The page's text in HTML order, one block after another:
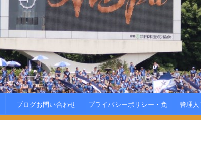
ブログお問い合わせ プライバシーポリシー・免 管理